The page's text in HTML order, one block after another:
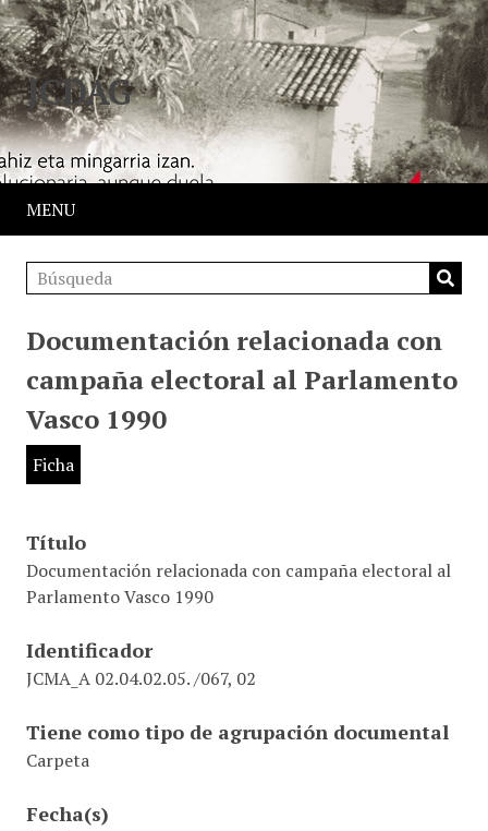
JCDAG
MENU
Documentación relacionada con
campaña electoral al Parlamento
Vasco 1990
Ficha
Título
Documentación relacionada con campaña electoral al
Parlamento Vasco 1990
Identificador
JCMA_A 02.04.02.05. /067, 02
Tiene como tipo de agrupación documental
Carpeta
Fecha(s)